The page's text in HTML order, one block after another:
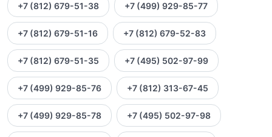
+7 (812) 679-51-38 +7 (499) 929-85-77
+7 (812) 679-51-16 +7 (812) 679-52-83
+7 (812) 679-51-35 +7 (495) 502-97-99
+7 (499) 929-85-76 +7 (812) 313-67-45
+7 (499) 929-85-78 +7 (495) 502-97-98